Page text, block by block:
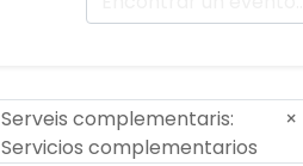
Serveis complementaris:
Servicios complementarios
×